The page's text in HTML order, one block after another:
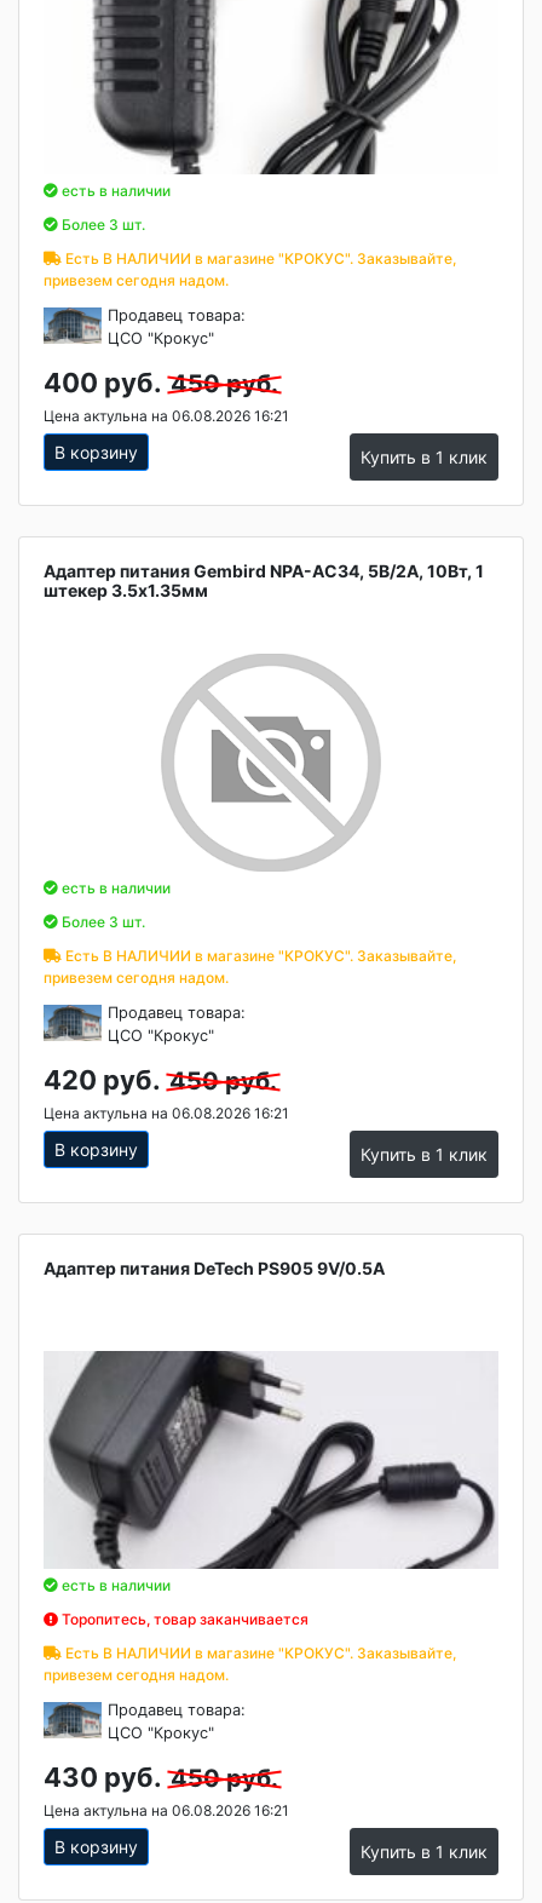
есть в наличии
Более 3 шт.
Есть В НАЛИЧИИ в магазине "КРОКУС". Заказывайте,
привезем сегодня надом.
Продавец товара:
ЦСО "Крокус"
400 руб. 450 руб.
Цена актульна на 06.08.2026 16:21
В корзину Купить в 1 клик
Адаптер питания Gembird NPA-AC34, 5В/2А, 10Вт, 1
штекер 3.5х1.35мм
есть в наличии
Более 3 шт.
Есть В НАЛИЧИИ в магазине "КРОКУС". Заказывайте,
привезем сегодня надом.
Продавец товара:
ЦСО "Крокус"
420 руб. 450 руб.
Цена актульна на 06.08.2026 16:21
В корзину Купить в 1 клик
Адаптер питания DeTech PS905 9V/0.5A
есть в наличии
Торопитесь, товар заканчивается
Есть В НАЛИЧИИ в магазине "КРОКУС". Заказывайте,
привезем сегодня надом.
Продавец товара:
ЦСО "Крокус"
430 руб. 450 руб.
Цена актульна на 06.08.2026 16:21
В корзину Купить в 1 клик